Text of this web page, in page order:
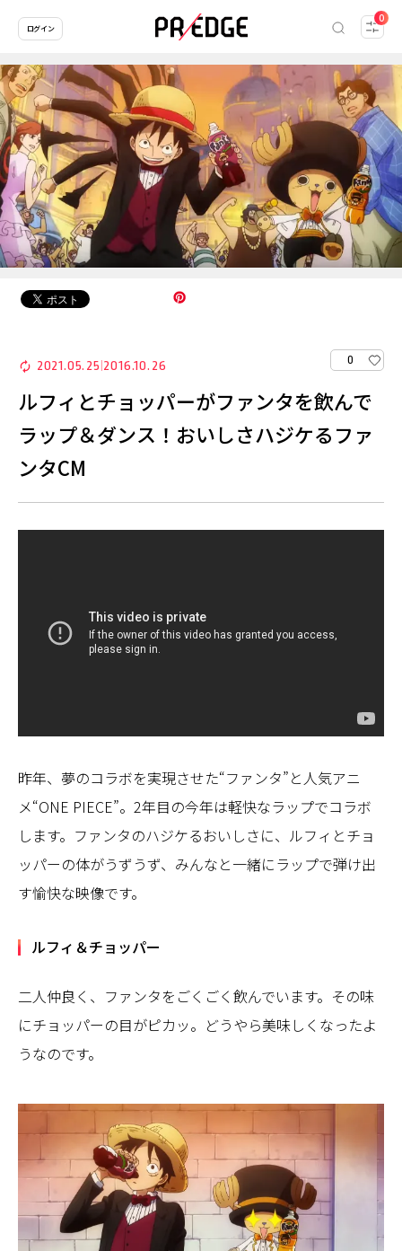
0
ログイン
2021.05.25 2016.10.26 0
ルフィとチョッパーがファンタを飲んで
ラップ＆ダンス！おいしさハジケるファ
ンタCM
昨年、夢のコラボを実現させた“ファンタ”と人気アニ
メ“ONE PIECE”。2年目の今年は軽快なラップでコラボ
します。ファンタのハジケるおいしさに、ルフィとチョ
ッパーの体がうずうず、みんなと一緒にラップで弾け出
す愉快な映像です。
ルフィ＆チョッパー
二人仲良く、ファンタをごくごく飲んでいます。その味
にチョッパーの目がピカッ。どうやら美味しくなったよ
うなのです。